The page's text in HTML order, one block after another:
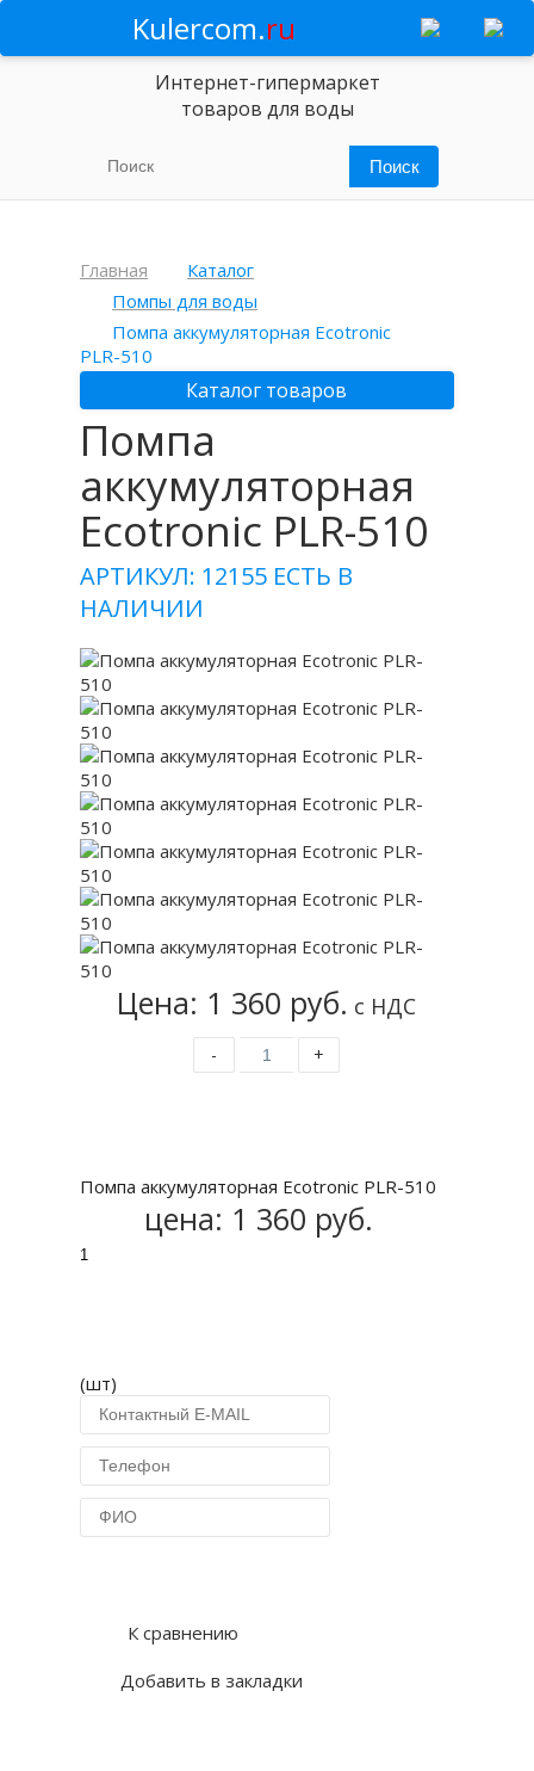
Kulercom.ru
Интернет-гипермаркет
товаров для воды
Главная
Каталог
Помпы для воды
Помпа аккумуляторная Ecotronic
PLR-510
Каталог товаров
Помпа
аккумуляторная
Ecotronic PLR-510
АРТИКУЛ: 12155 ЕСТЬ В
НАЛИЧИИ
Цена: 1 360 руб. с НДС
- +
Помпа аккумуляторная Ecotronic PLR-510
цена: 1 360 руб.
(шт)
К сравнению
Добавить в закладки